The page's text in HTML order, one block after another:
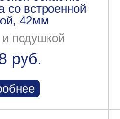
со встроенной
42мм
подушкой
руб.